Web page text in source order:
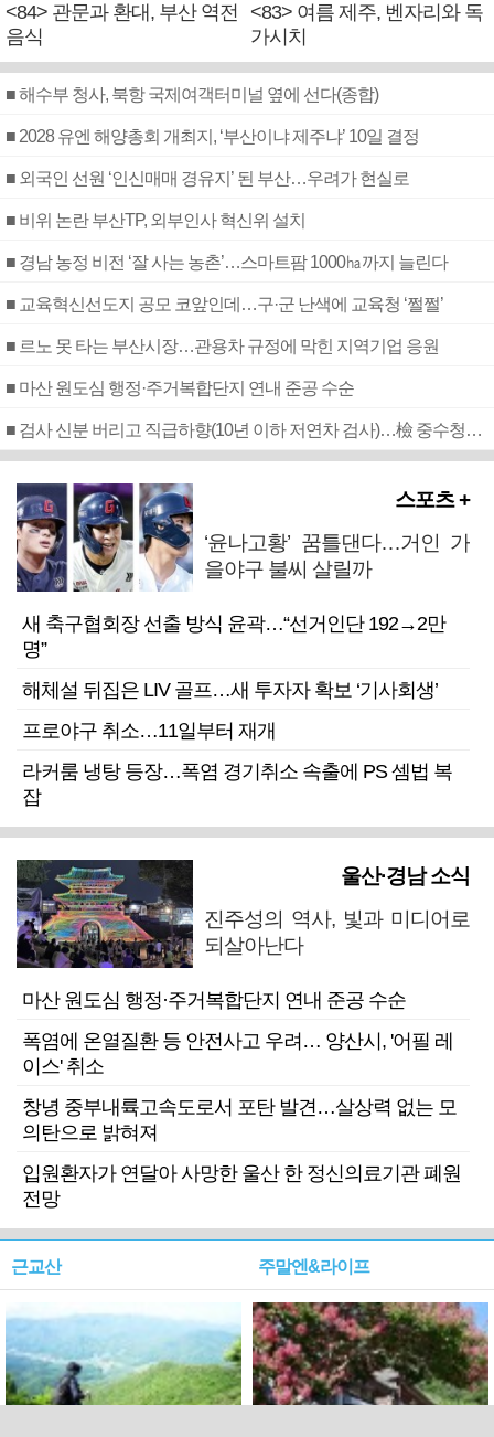
<84> 관문과 환대, 부산 역전
음식
<83> 여름 제주, 벤자리와 독
가시치
■ 해수부 청사, 북항 국제여객터미널 옆에 선다(종합)
■ 2028 유엔 해양총회 개최지, ‘부산이냐 제주냐’ 10일 결정
■ 외국인 선원 ‘인신매매 경유지’ 된 부산…우려가 현실로
■ 비위 논란 부산TP, 외부인사 혁신위 설치
■ 경남 농정 비전 ‘잘 사는 농촌’…스마트팜 1000㏊까지 늘린다
■ 교육혁신선도지 공모 코앞인데…구·군 난색에 교육청 ‘쩔쩔’
■ 르노 못 타는 부산시장…관용차 규정에 막힌 지역기업 응원
■ 마산 원도심 행정·주거복합단지 연내 준공 수순
■ 검사 신분 버리고 직급하향(10년 이하 저연차 검사)…檢 중수청행 기피
스포츠 +
‘윤나고황’ 꿈틀댄다…거인 가
을야구 불씨 살릴까
새 축구협회장 선출 방식 윤곽…“선거인단 192→2만
명”
해체설 뒤집은 LIV 골프…새 투자자 확보 ‘기사회생’
프로야구 취소…11일부터 재개
라커룸 냉탕 등장…폭염 경기취소 속출에 PS 셈법 복
잡
울산·경남 소식
진주성의 역사, 빛과 미디어로
되살아난다
마산 원도심 행정·주거복합단지 연내 준공 수순
폭염에 온열질환 등 안전사고 우려… 양산시, '어필 레
이스' 취소
창녕 중부내륙고속도로서 포탄 발견…살상력 없는 모
의탄으로 밝혀져
입원환자가 연달아 사망한 울산 한 정신의료기관 폐원
전망
근교산 주말엔&라이프